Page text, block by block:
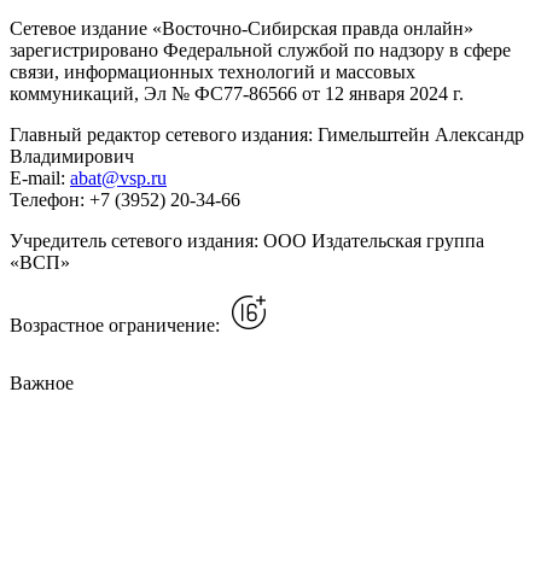
Сетевое издание «Восточно-Сибирская правда онлайн»
зарегистрировано Федеральной службой по надзору в сфере
связи, информационных технологий и массовых
коммуникаций, Эл № ФС77-86566 от 12 января 2024 г.
Главный редактор сетевого издания: Гимельштейн Александр
Владимирович
E-mail: abat@vsp.ru
Телефон: +7 (3952) 20-34-66
Учредитель сетевого издания: ООО Издательская группа
«ВСП»
Возрастное ограничение:
Важное